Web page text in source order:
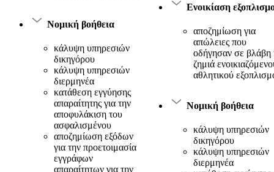
Νομική βοήθεια
κάλυψη υπηρεσιών
δικηγόρου
κάλυψη υπηρεσιών
διερμηνέα
κατάθεση εγγύησης
απαραίτητης για την
αποφυλάκιση του
ασφαλισμένου
αποζημίωση εξόδων
για την προετοιμασία
εγγράφων
απαραίτητων για την
Ενοικίαση
αποζημίωση για
απώλειες που
οδήγησαν σε βλάβη
ζημιά
αθλητικού
Νομική βοήθεια
κάλυψη υπηρεσιών
δικηγόρου
κάλυψη υπηρεσιών
διερμηνέα